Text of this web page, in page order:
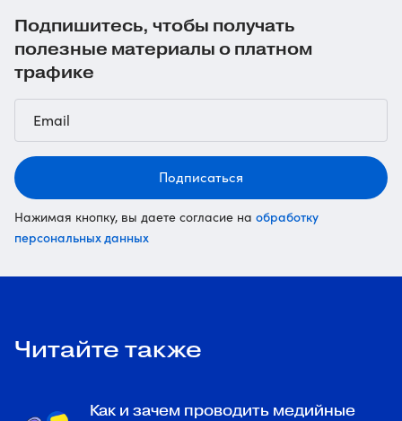
Подпишитесь, чтобы получать
полезные материалы о платном
трафике
Подписаться
Нажимая кнопку, вы даете согласие на обработку
персональных данных
Читайте также
Как и зачем проводить медийные